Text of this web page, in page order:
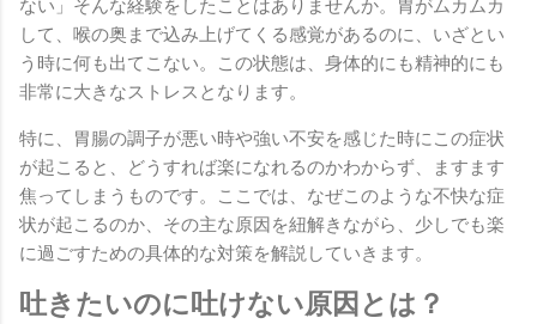
ない」そんな経験をしたことはありませんか。胃がムカムカ
して、喉の奥まで込み上げてくる感覚があるのに、いざとい
う時に何も出てこない。この状態は、身体的にも精神的にも
非常に大きなストレスとなります。
特に、胃腸の調子が悪い時や強い不安を感じた時にこの症状
が起こると、どうすれば楽になれるのかわからず、ますます
焦ってしまうものです。ここでは、なぜこのような不快な症
状が起こるのか、その主な原因を紐解きながら、少しでも楽
に過ごすための具体的な対策を解説していきます。
吐きたいのに吐けない原因とは？